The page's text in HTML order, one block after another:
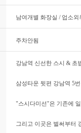
남여개별 화장실 / 업소외
주차안됨
강남역 신선한 스시 & 초
삼성타운 뒷편 강남역 5
"스시다미선"은 기존에
그리고 이곳은 벌써부터